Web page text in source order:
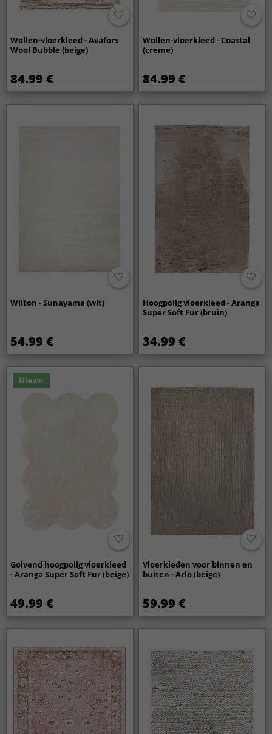
Wollen-vloerkleed - Avafors
Wool Bubble (beige)
84.99 €
Wollen-vloerkleed - Coastal
(creme)
84.99 €
Wilton - Sunayama (wit)
54.99 €
Hoogpolig vloerkleed - Aranga
Super Soft Fur (bruin)
34.99 €
Nieuw
Golvend hoogpolig vloerkleed
- Aranga Super Soft Fur (beige)
49.99 €
Vloerkleden voor binnen en
buiten - Arlo (beige)
59.99 €